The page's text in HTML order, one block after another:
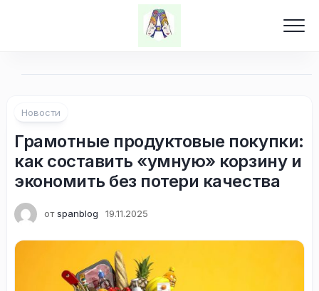
Новости
Грамотные продуктовые покупки:
как составить «умную» корзину и
экономить без потери качества
отspanblog 19.11.2025